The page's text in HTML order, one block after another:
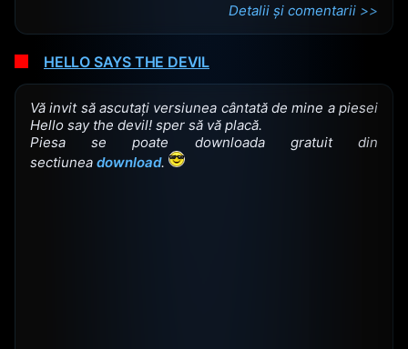
Detalii și comentarii >>
HELLO SAYS THE DEVIL
Vă invit să ascutați versiunea cântată de mine a piesei
Hello say the devil! sper să vă placă.
Piesa se poate downloada gratuit din
sectiunea download.